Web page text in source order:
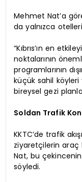
Mehmet Nat’a
da yalnızca
“Kıbrıs’ın en
noktalarının
programlarının
küçük sahil
bireysel gezi
Soldan Trafik
KKTC’de trafik
ziyaretçilerin
Nat, bu
söyledi.